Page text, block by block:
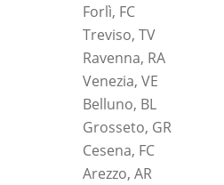
Forlì, FC
Treviso, TV
Ravenna, RA
Venezia, VE
Belluno, BL
Grosseto, GR
Cesena, FC
Arezzo, AR